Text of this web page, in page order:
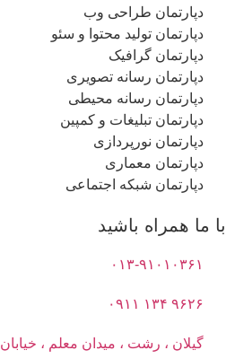
دپارتمان طراحی وب
دپارتمان تولید محتوا و سئو
دپارتمان گرافیک
دپارتمان رسانه تصویری
دپارتمان رسانه محیطی
دپارتمان تبلیغات و کمپین
دپارتمان نورپردازی
دپارتمان معماری
دپارتمان شبکه اجتماعی
با ما همراه باشید
۰۱۳-۹۱۰۱۰۳۶۱
۹۶۲۶ ۱۳۴ ۰۹۱۱
گیلان ، رشت ، میدان معلم ، خیابان ۸ دی ، ساختمان رادین